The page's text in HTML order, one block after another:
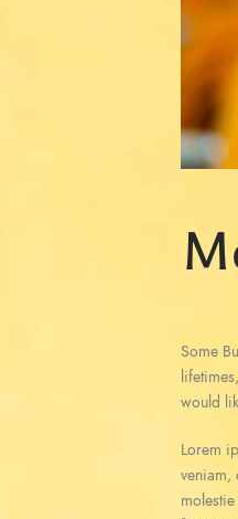
Some
would
Lorem
veniam,